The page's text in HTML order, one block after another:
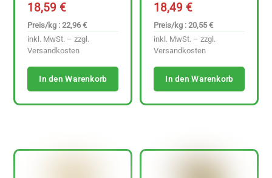
18,59€
Preis/kg : 22,96 €
inkl. MwSt. – zzgl.
Versandkosten
In den Warenkorb
18,49€
Preis/kg : 20,55 €
inkl. MwSt. – zzgl.
Versandkosten
In den Warenkorb